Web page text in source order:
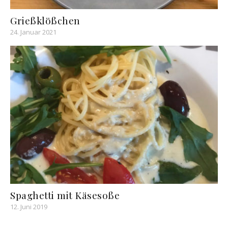
Grießklößchen
24. Januar 2021
Spaghetti mit Käsesoße
12. Juni 2019